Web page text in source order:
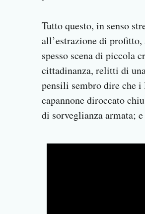
Tutto questo, in senso
all’estrazione di
spesso scena di piccola
cittadinanza, relitti di
pensili sembro dire che
capannone diroccato
di sorveglianza armata;